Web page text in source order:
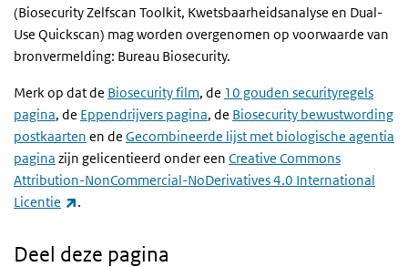
(Biosecurity Zelfscan Toolkit, Kwetsbaarheidsanalyse en Dual-
Use Quickscan) mag worden overgenomen op voorwaarde van
bronvermelding: Bureau Biosecurity.
Merk op dat de Biosecurity film, de 10 gouden securityregels
pagina, de Eppendrijvers pagina, de Biosecurity bewustwording
postkaarten en de Gecombineerde lijst met biologische agentia
pagina zijn gelicentieerd onder een Creative Commons
Attribution-NonCommercial-NoDerivatives 4.0 International
Licentie
(externe link)
.
Deel deze pagina